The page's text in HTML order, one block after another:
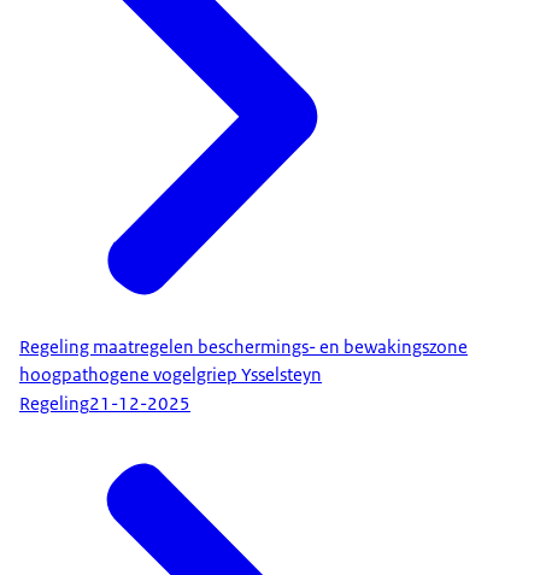
Regeling maatregelen beschermings- en bewakingszone
hoogpathogene vogelgriep Ysselsteyn
Regeling21-12-2025